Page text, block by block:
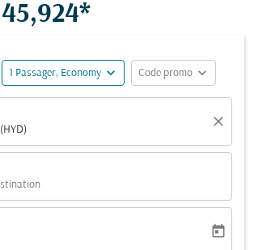
1 Passager, Economy expand_more Code promo expand_more
close
date-aria-label
today